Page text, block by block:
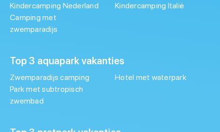
Kindercamping Nederland
Camping met
zwemparadijs
Kindercamping Italië
Top 3 aquapark vakanties
Zwemparadijs camping
Park met subtropisch
zwembad
Hotel met waterpark